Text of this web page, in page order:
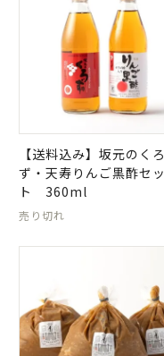
【送料込み】坂元のくろ
ず・天寿りんご黒酢セッ
ト 360ml
売り切れ